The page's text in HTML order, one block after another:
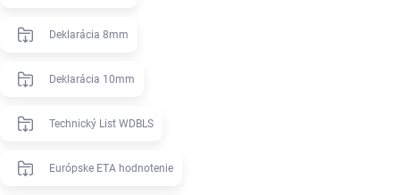
Deklarácia 8mm
Deklarácia 10mm
Technický List WDBLS
Európske ETA hodnotenie